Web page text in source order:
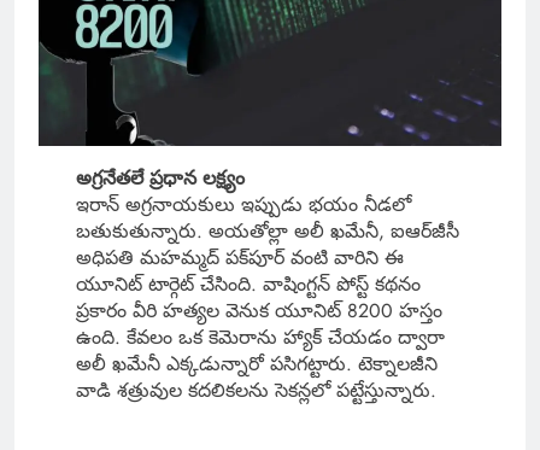
అగ్రనేతలే ప్రధాన లక్ష్యం
ఇరాన్ అగ్రనాయకులు ఇప్పుడు భయం నీడలో
బతుకుతున్నారు. అయతోల్లా అలీ ఖమేనీ, ఐఆర్‌జీసీ
అధిపతి మహమ్మద్ పక్‌పూర్ వంటి వారిని ఈ
యూనిట్ టార్గెట్ చేసింది. వాషింగ్టన్ పోస్ట్ కథనం
ప్రకారం వీరి హత్యల వెనుక యూనిట్ 8200 హస్తం
ఉంది. కేవలం ఒక కెమెరాను హ్యాక్ చేయడం ద్వారా
అలీ ఖమేనీ ఎక్కడున్నారో పసిగట్టారు. టెక్నాలజీని
వాడి శత్రువుల కదలికలను సెకన్లలో పట్టేస్తున్నారు.